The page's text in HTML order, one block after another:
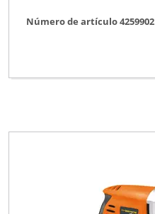
Número de artículo 4259902